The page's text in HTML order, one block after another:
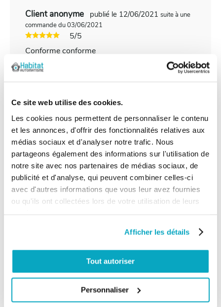
Ce site web utilise des cookies.
Les cookies nous permettent de personnaliser le contenu
et les annonces, d'offrir des fonctionnalités relatives aux
médias sociaux et d'analyser notre trafic. Nous
partageons également des informations sur l'utilisation de
notre site avec nos partenaires de médias sociaux, de
publicité et d'analyse, qui peuvent combiner celles-ci
avec d'autres informations que vous leur avez fournies
ou qu'ils ont collectées lors de votre utilisation de leurs
Afficher les détails
Tout autoriser
Personnaliser
Client anonyme publié le 12/06/2021 suite à une
commande du 03/06/2021
5/5
Conforme conforme
commande du 04/02/2021
Client anonymepublié le 11/11/2020 suite à une
commande du 31/10/2020
5/5
Câble antenne de qualité
publié le 02/10/2020 suite à une
Bien